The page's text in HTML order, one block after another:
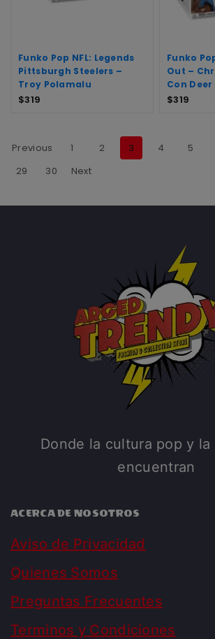
Funko Pop NFL: Legends
Pittsburgh Steelers –
Troy Polamalu
$319
Funko
Out –
Con Deer
$319
Previous 1 2 3 4 5
29
30 Next
Donde la cultura pop y la
encuentran
ACERCA DE NOSOTROS
Aviso de Privacidad
Quienes Somos
Preguntas Frecuentes
Terminos y Condiciones